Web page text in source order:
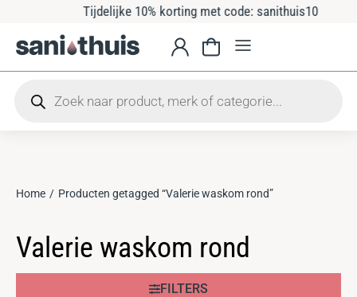
Tijdelijke 10% korting met code: sanithuis10
Je bent hier:
Home Producten getagged “Valerie waskom rond”
Valerie waskom rond
FILTERS